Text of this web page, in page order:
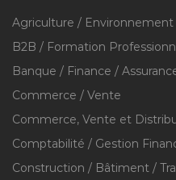
Agriculture / Environnement
B2B / Formation
Banque / Finance /
Commerce / Vente
Commerce, Vente et
Comptabilité / Gestion
Construction / Bâtiment /